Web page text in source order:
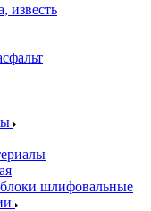
известь
шлифовальные